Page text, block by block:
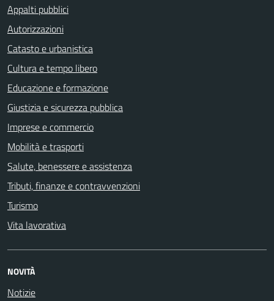
Appalti pubblici
Autorizzazioni
Catasto e urbanistica
Cultura e tempo libero
Educazione e formazione
Giustizia e sicurezza pubblica
Imprese e commercio
Mobilità e trasporti
Salute, benessere e assistenza
Tributi, finanze e contravvenzioni
Turismo
Vita lavorativa
NOVITÀ
Notizie